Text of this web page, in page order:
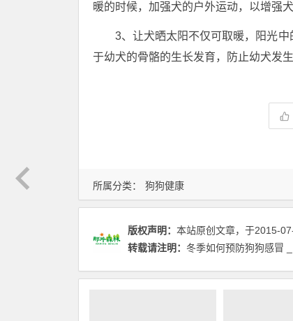
所属分类： 狗狗健康
暖的时候，加强犬的户外运动，以增强
3、让犬晒太阳不仅可取暖，阳光
于幼犬的骨骼的生长发育，防止幼犬发生
版权声明： 本站原创文章，于2015-
转载请注明： 冬季如何预防狗狗感冒